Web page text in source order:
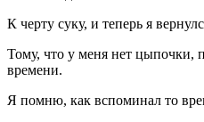
К черту суку, и теперь я
Тому, что у меня нет цыпочки,
времени.
Я помню, как вспоминал то